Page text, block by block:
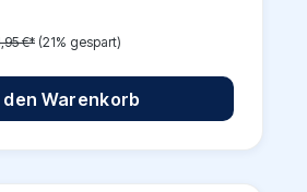
€* (21% gespart)
den Warenkorb